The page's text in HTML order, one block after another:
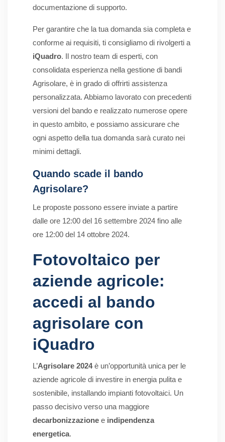
documentazione di supporto.
Per garantire che la tua domanda sia completa e
conforme ai requisiti, ti consigliamo di rivolgerti a
iQuadro. Il nostro team di esperti, con
consolidata esperienza nella gestione di bandi
Agrisolare, è in grado di offrirti assistenza
personalizzata. Abbiamo lavorato con precedenti
versioni del bando e realizzato numerose opere
in questo ambito, e possiamo assicurare che
ogni aspetto della tua domanda sarà curato nei
minimi dettagli.
Quando scade il bando
Agrisolare?
Le proposte possono essere inviate a partire
dalle ore 12:00 del 16 settembre 2024 fino alle
ore 12:00 del 14 ottobre 2024.
Fotovoltaico per
aziende agricole:
accedi al bando
agrisolare con
iQuadro
L’Agrisolare 2024è un’opportunità unica per le
aziende agricole di investire in energia pulita e
sostenibile, installando impianti fotovoltaici. Un
passo decisivo verso una maggiore
decarbonizzazione e indipendenza
energetica.